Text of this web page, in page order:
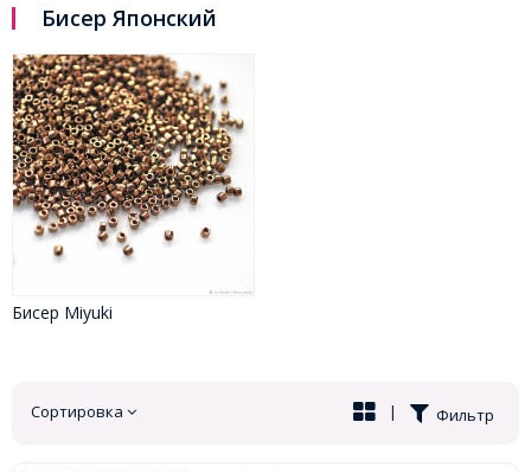
Бисер Японский
Бисер Miyuki
Сортировка Фильтр
|